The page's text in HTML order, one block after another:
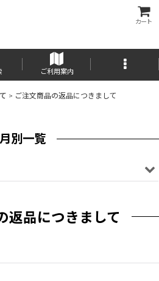
カート
ご利用案内
> ご注文商品の返品につきまして
返品につきまして
月別一覧